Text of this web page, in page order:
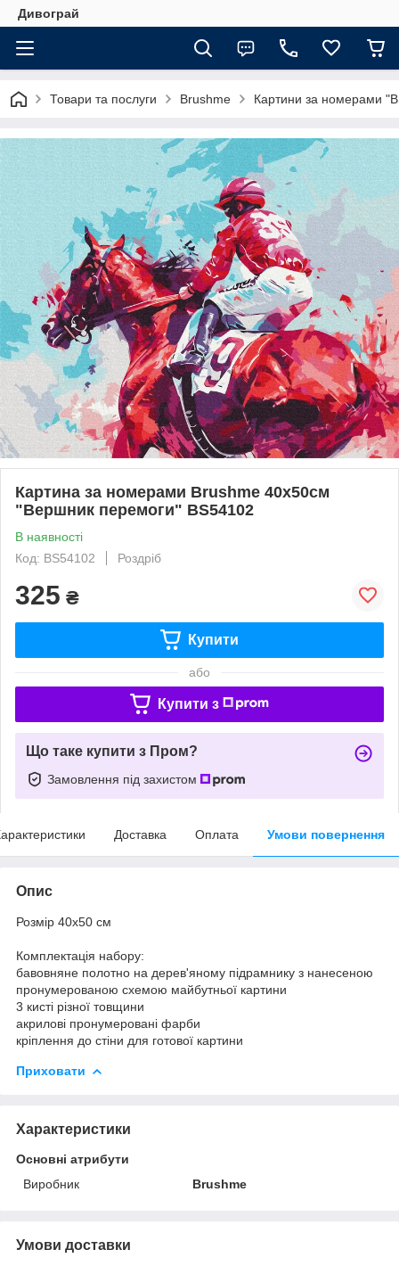
Дивограй
Товари та послуги Brushme Картини за номерами
Картина за номерами Brushme 40x50см
"Вершник перемоги" BS54102
В наявності
Код: BS54102
Роздріб
325 ₴
Купити
або
Купити з
Що таке купити з Пром?
Замовлення під захистом
Доставка Оплата Умови повернення
Опис
Розмір 40x50 см
Комплектація набору:
бавовняне полотно на дерев'яному підрамнику з нанесеною
пронумерованою схемою майбутньої картини
3 кисті різної товщини
акрилові пронумеровані фарби
кріплення до стіни для готової картини
Приховати
Характеристики
Основні атрибути
Виробник
Brushme
Умови доставки